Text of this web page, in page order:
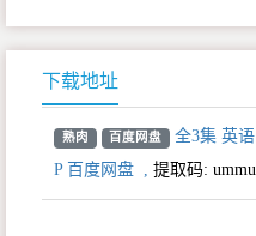
下载地址
熟肉 百度网盘
全3集 英
P 百度网盘 , 提取码: ummu